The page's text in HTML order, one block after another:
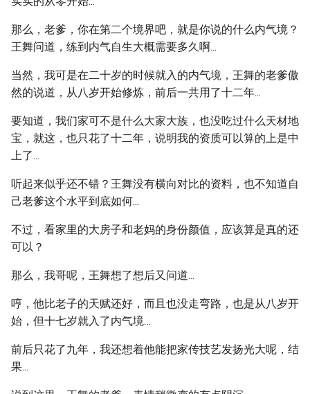
那么，老爹，你在第二个境界吧，就是你说的什么内气境？
王舞问道，练到内气自生大概需要多久啊...
当然，我可是在二十岁的时候就入的内气境，王舞的老爹傲
然的说道，从八岁开始修炼，前后一共用了十二年...
要知道，我们家可不是什么大家大族，也没吃过什么天材地
宝，就这，也只花了十二年，说明我的资质可以算的上是中
上了...
听起来似乎还不错？王舞没有横向对比的资料，也不知道自
己老爹这个水平到底如何...
不过，看家里的大房子和老妈的身份颜值，应该算是真的还
可以？
那么，我哥呢，王舞想了想后又问道...
哼，他比老子的天赋还好，而且也没走弯路，也是从八岁开
始，但十七岁就入了内气境…
前后只花了九年，我还想着他能把家传技艺发扬光大呢，结
果...